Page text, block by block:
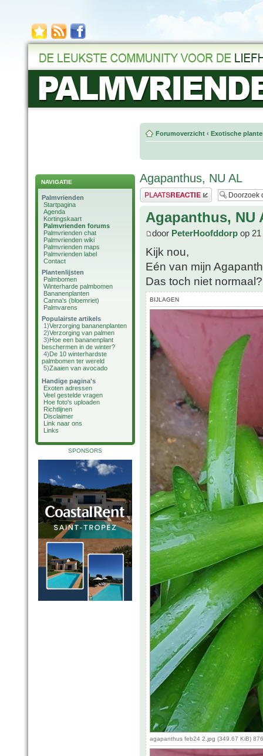
NAVIGATIE
Palmvrienden
Startpagina
Agenda
Kortingskaart
Palmvrienden forums
Palmvrienden chat
Palmvrienden wiki
Palmvrienden maps
Palmvrienden label
Contact
Plantenlijsten
Palmbomen
Winterharde palmbomen
Bananenplanten
Canna's (bloemriet)
Palmvarens
Populairste artikels
1)Verzorging bananenplanten
2)Verzorging van palmen
3)Hoe een bananenplant
beschermen in de winter?
4)De 10 winterhardste
palmbomen ter wereld
5)Zaaien van avocado
Handige pagina's
Exoten adressen
Veel gestelde vragen
Hoe foto's uploaden
Richtlijnen
Disclaimer
Link naar ons
Links
SPONSORS
Forumoverzicht ‹ Exotische
Agapanthus, NU AL
Plaats een reactie
Agapanthus, NU
door PeterHoofddorp op
Kijk nou,
Eén van mijn
Das toch niet
BIJLAGEN
agapanthus feb24 2.jpg (349.67 KiB)